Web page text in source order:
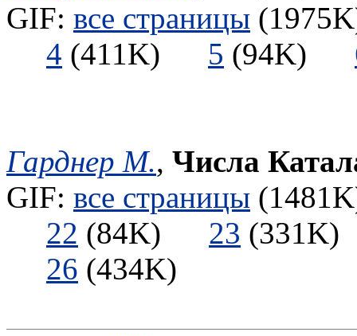
GIF: все страницы
4 (411K) 5 (94K)
Гарднер М., Числа
GIF: все страницы
22 (84K) 23
26 (434K)